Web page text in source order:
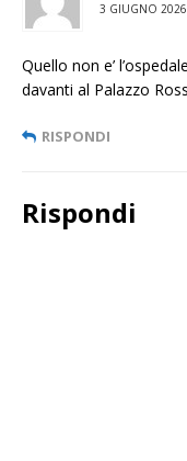
3 GIUGNO
Quello non e’
davanti al Palazzo
RISPONDI
Rispondi